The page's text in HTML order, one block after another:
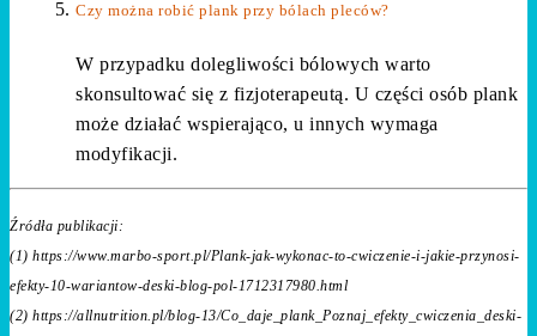
Czy można robić plank przy bólach pleców?
W przypadku dolegliwości bólowych warto
skonsultować się z fizjoterapeutą. U części osób plank
może działać wspierająco, u innych wymaga
modyfikacji.
Źródła publikacji:
(1) https://www.marbo-sport.pl/Plank-jak-wykonac-to-cwiczenie-i-jakie-przynosi-
efekty-10-wariantow-deski-blog-pol-1712317980.html
(2) https://allnutrition.pl/blog-13/Co_daje_plank_Poznaj_efekty_cwiczenia_deski-